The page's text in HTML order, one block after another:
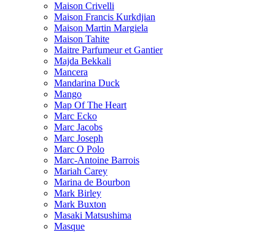
Maison Crivelli
Maison Francis Kurkdjian
Maison Martin Margiela
Maison Tahite
Maitre Parfumeur et Gantier
Majda Bekkali
Mancera
Mandarina Duck
Mango
Map Of The Heart
Marc Ecko
Marc Jacobs
Marc Joseph
Marc O Polo
Marc-Antoine Barrois
Mariah Carey
Marina de Bourbon
Mark Birley
Mark Buxton
Masaki Matsushima
Masque